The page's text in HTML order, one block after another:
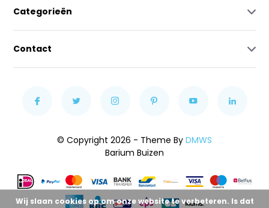
Categorieën
Contact
© Copyright 2026 - Theme By DMWS
Barium Buizen
Wij slaan cookies op om onze website te verbeteren. Is dat